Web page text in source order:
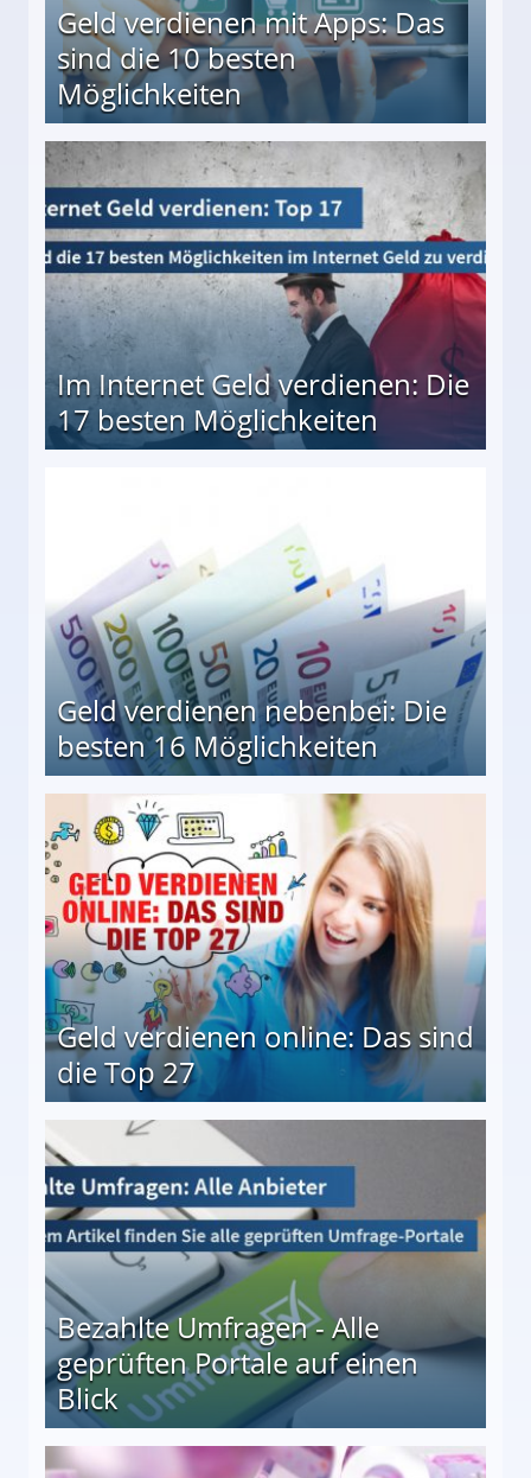
Geld verdienen mit Apps: Das
sind die 10 besten
Möglichkeiten
besten Möglichkeiten
Im Internet Geld verdienen: Die
17 besten Möglichkeiten
Geld verdienen nebenbei: Die
besten 16 Möglichkeiten
Geld verdienen online: Das sind
die Top 27
Bezahlte Umfragen - Alle
geprüften Portale auf einen
Blick
auf einen Blick